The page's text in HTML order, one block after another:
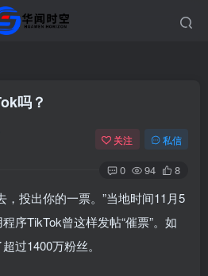
吗？
关注 私信
0 94 8
投出你的一票。”当地时间11月5
序TikTok曾这样发帖“催票”。如
过1400万粉丝。